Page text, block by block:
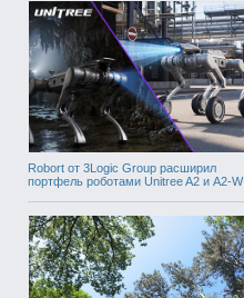
Robort от 3Logic Group расширил
портфель роботами Unitree A2 и A2-W